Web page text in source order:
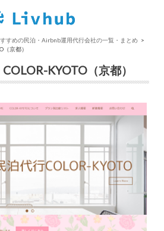
すめの民泊・Airbnb運用代行会社の一覧・まとめ
（京都）
COLOR-KYOTO（京都）